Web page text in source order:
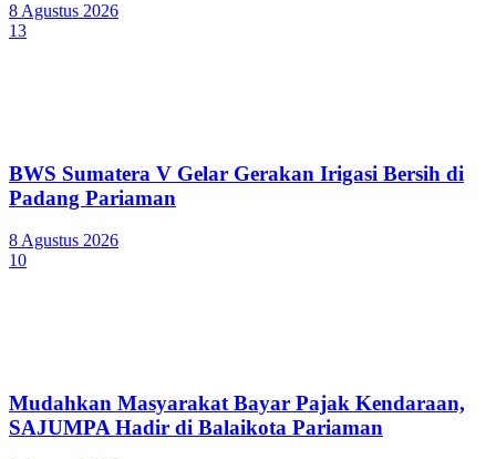
8 Agustus 2026
13
BWS Sumatera V Gelar Gerakan Irigasi Bersih di
Padang Pariaman
8 Agustus 2026
10
Mudahkan Masyarakat Bayar Pajak Kendaraan,
SAJUMPA Hadir di Balaikota Pariaman